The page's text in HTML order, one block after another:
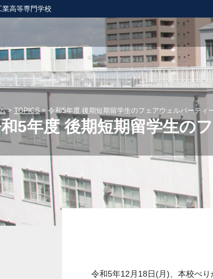
高等専門学校
TOPICS 令和5年度 後期短期留学生のフェアウェルパーティ
5年度 後期短期留学生の
令和5年12月18日(月)、本校ぺ